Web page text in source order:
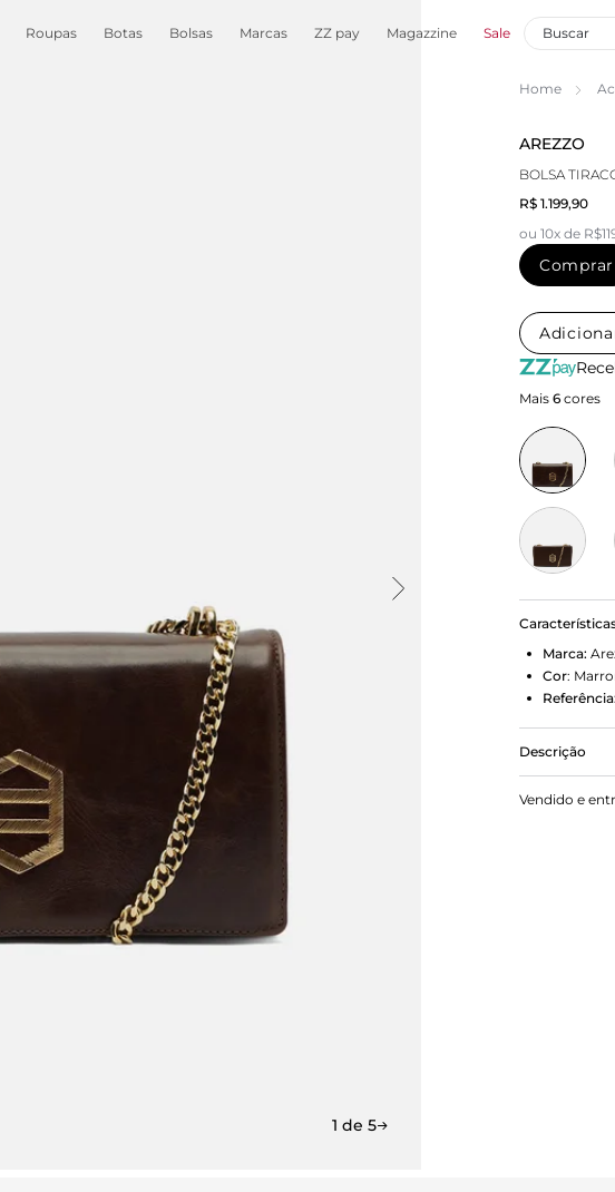
Roupas Botas Bolsas Marcas ZZ pay Magazzine Sale
1 de 5
Home
AREZZO
BOLSA
R$ 1.199,90
ou 10x de
Comprar
Mais 6 cores
Marca:
Cor:
Referência:
Descrição
Bolsa
formato
Vendido e